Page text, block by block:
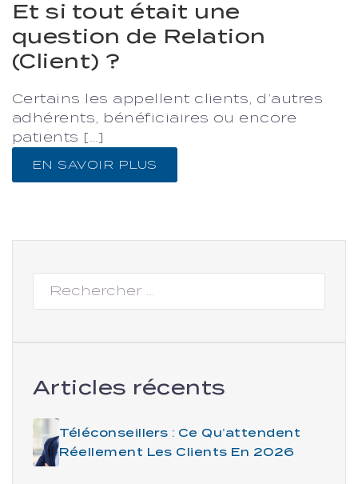
Et si tout était une
question de Relation
(Client) ?
Certains les appellent clients, d’autres
adhérents, bénéficiaires ou encore
patients […]
EN SAVOIR PLUS
Articles récents
Téléconseillers : Ce Qu’attendent
Réellement Les Clients En 2026